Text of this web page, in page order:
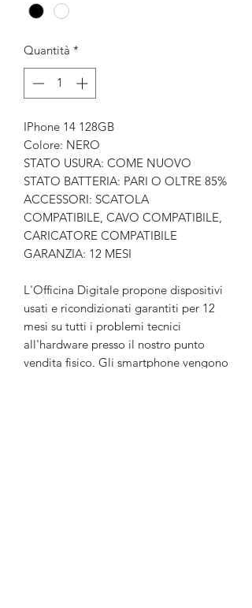
Quantità *
IPhone 14 128GB
Colore: NERO
STATO USURA: COME NUOVO
STATO BATTERIA: PARI O OLTRE 85%
ACCESSORI: SCATOLA
COMPATIBILE, CAVO COMPATIBILE,
CARICATORE COMPATIBILE
GARANZIA: 12 MESI
L'Officina Digitale propone dispositivi
usati e ricondizionati garantiti per 12
mesi su tutti i problemi tecnici
all'hardware presso il nostro punto
vendita fisico. Gli smartphone vengono